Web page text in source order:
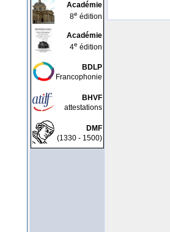
Académie
8e édition
Académie
4e édition
BDLP
Francophonie
BHVF
attestations
DMF
(1330 - 1500)